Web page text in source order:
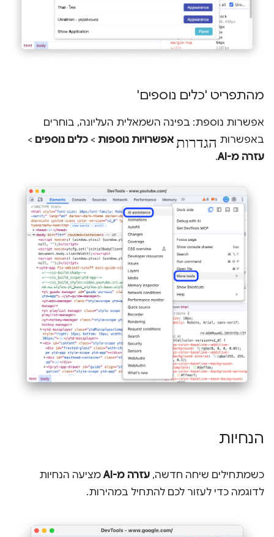
מהתפריט 'כלים נוספים'
אפשרות נוספת: בפינה השמאלית העליונה, בוחרים
באפשרות הגדרות אפשרויות נוספות > כלים נוספים >
עזרה מ-AI
.
הנחיות
כשמתחילים שיחה חדשה, עזרה מ-AI
מציעה הנחיות
לדוגמה כדי לעזור לכם להתחיל במהירות.